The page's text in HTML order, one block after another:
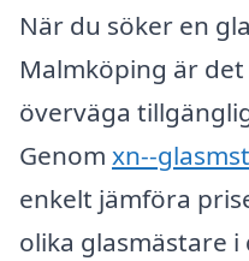
När du söker en
Malmköping är
överväga
Genom xn--
enkelt jämföra
olika glasmästare